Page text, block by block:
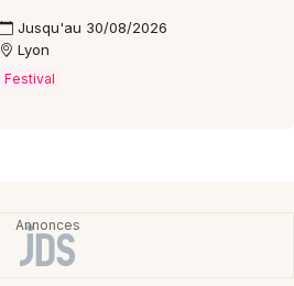
Jusqu'au 30/08/2026
Lyon
Festival